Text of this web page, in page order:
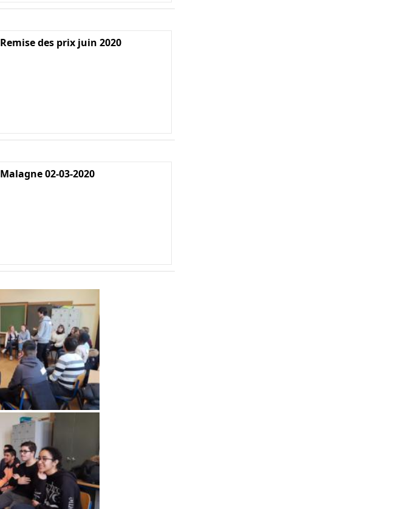
Remise des prix juin 2020
Malagne 02-03-2020